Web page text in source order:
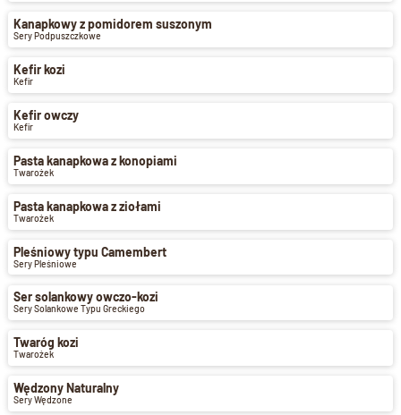
Kanapkowy z pomidorem suszonym
Sery Podpuszczkowe
Kefir kozi
Kefir
Kefir owczy
Kefir
Pasta kanapkowa z konopiami
Twarożek
Pasta kanapkowa z ziołami
Twarożek
Pleśniowy typu Camembert
Sery Pleśniowe
Ser solankowy owczo-kozi
Sery Solankowe Typu Greckiego
Twaróg kozi
Twarożek
Wędzony Naturalny
Sery Wędzone